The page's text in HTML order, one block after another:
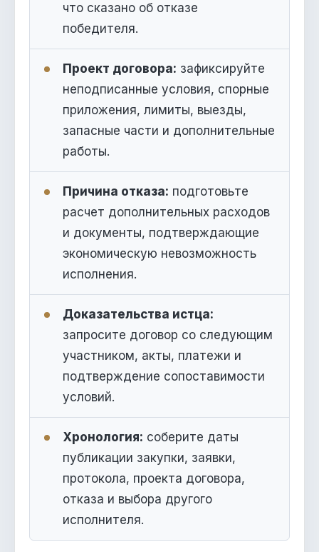
что сказано об отказе
победителя.
Проект договора: зафиксируйте
неподписанные условия, спорные
приложения, лимиты, выезды,
запасные части и дополнительные
работы.
Причина отказа: подготовьте
расчет дополнительных расходов
и документы, подтверждающие
экономическую невозможность
исполнения.
Доказательства истца:
запросите договор со следующим
участником, акты, платежи и
подтверждение сопоставимости
условий.
Хронология: соберите даты
публикации закупки, заявки,
протокола, проекта договора,
отказа и выбора другого
исполнителя.